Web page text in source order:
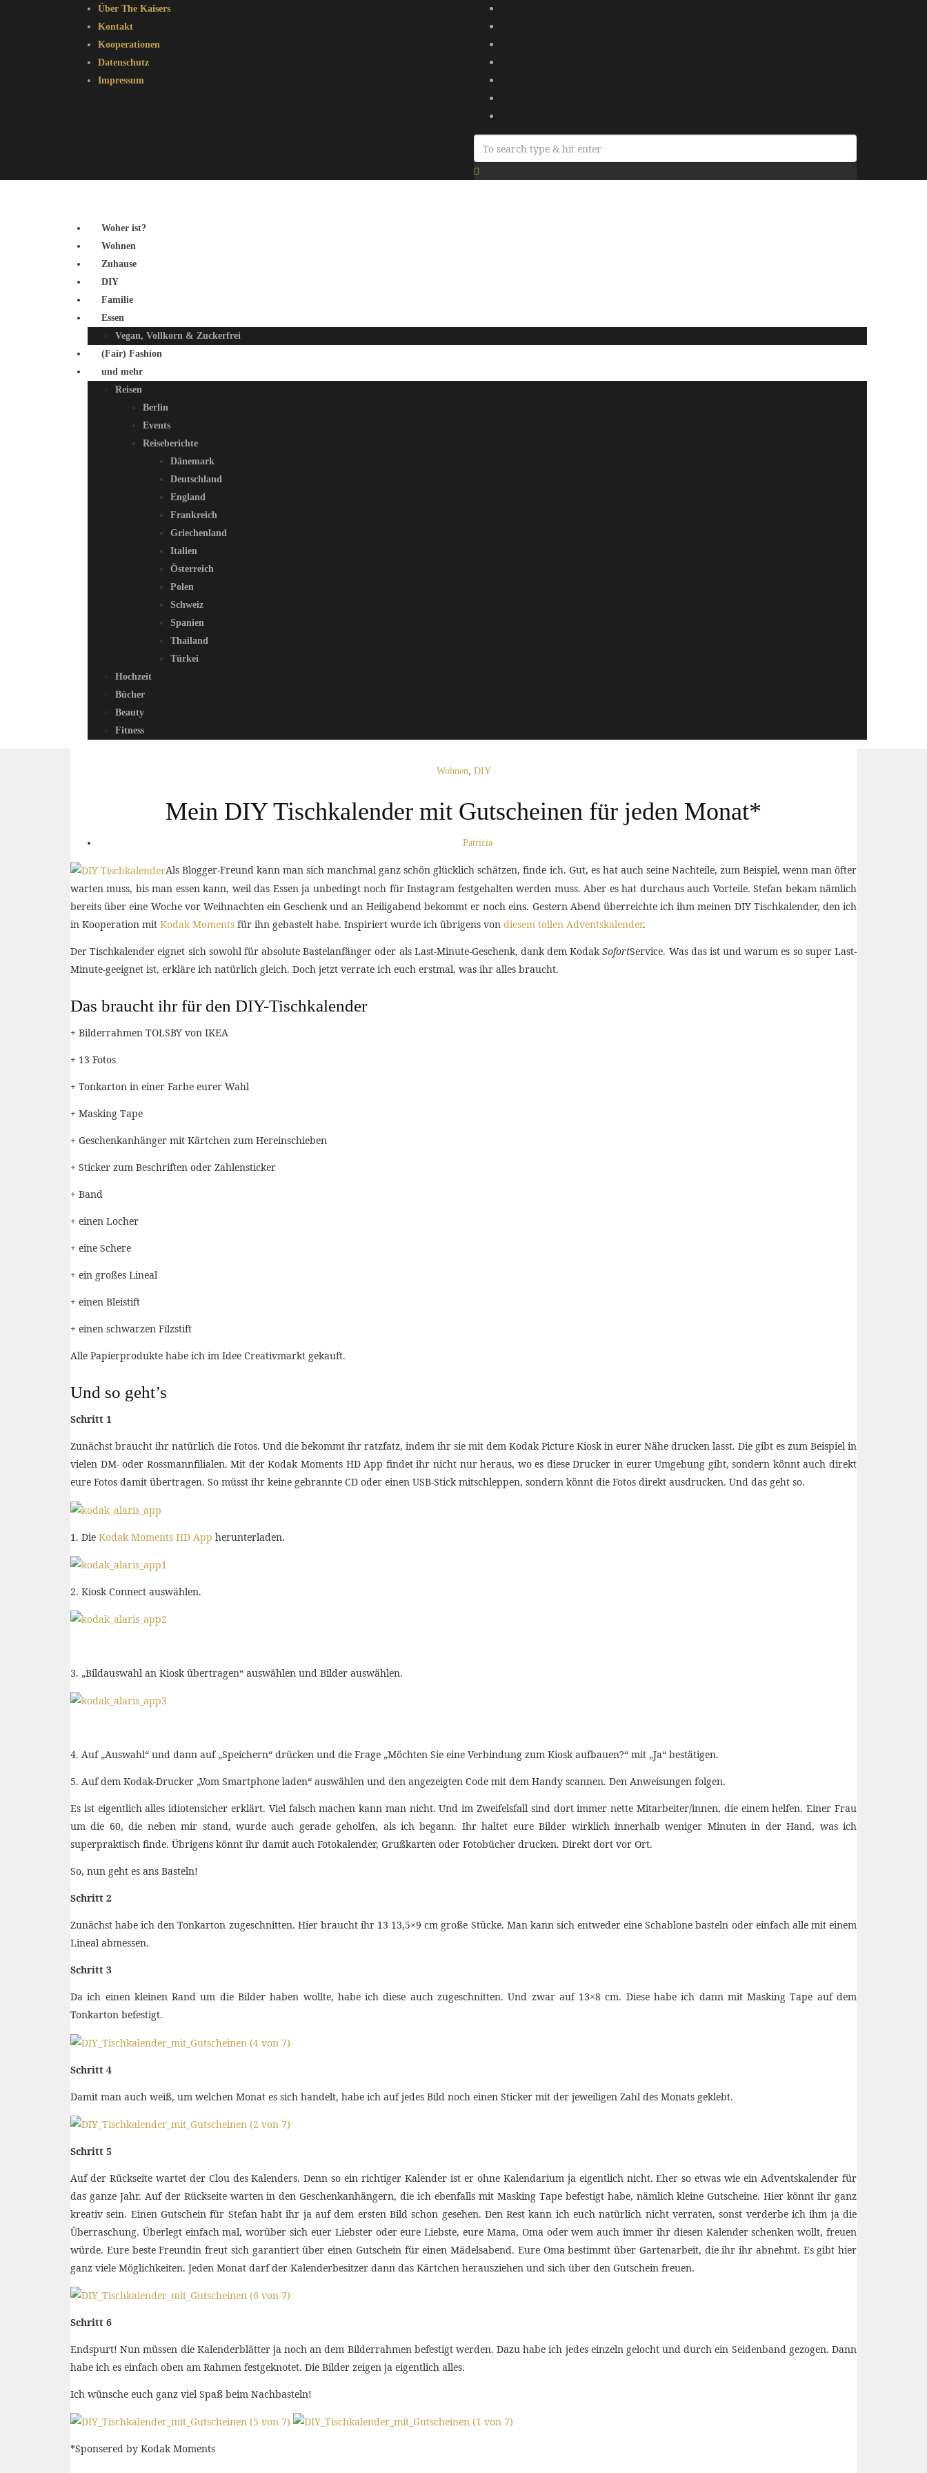
Über The Kaisers
Kontakt
Kooperationen
Datenschutz
Impressum
Woher ist?
Wohnen
Zuhause
DIY
Familie
Essen
Vegan, Vollkorn & Zuckerfrei
(Fair) Fashion
und mehr
Reisen
Berlin
Events
Reiseberichte
Dänemark
Deutschland
England
Frankreich
Griechenland
Italien
Österreich
Polen
Schweiz
Spanien
Thailand
Türkei
Hochzeit
Bücher
Beauty
Fitness
Wohnen, DIY
Mein DIY Tischkalender mit Gutscheinen für jeden Monat*
Patricia
Als Blogger-Freund kann man sich manchmal ganz schön glücklich schätzen, finde ich. Gut, es hat auch seine Nachteile, zum Beispiel, wenn man öfter
warten muss, bis man essen kann, weil das Essen ja unbedingt noch für Instagram festgehalten werden muss. Aber es hat durchaus auch Vorteile. Stefan bekam nämlich
bereits über eine Woche vor Weihnachten ein Geschenk und an Heiligabend bekommt er noch eins. Gestern Abend überreichte ich ihm meinen DIY Tischkalender, den ich
in Kooperation mit Kodak Moments für ihn gebastelt habe. Inspiriert wurde ich übrigens von diesem tollen Adventskalender.
Der Tischkalender eignet sich sowohl für absolute Bastelanfänger oder als Last-Minute-Geschenk, dank dem KodakSofortService. Was das ist und warum es so super Last-
Minute-geeignet ist, erkläre ich natürlich gleich. Doch jetzt verrate ich euch erstmal, was ihr alles braucht.
Das braucht ihr für den DIY-Tischkalender
+ Bilderrahmen TOLSBY von IKEA
+ 13 Fotos
+ Tonkarton in einer Farbe eurer Wahl
+ Masking Tape
+ Geschenkanhänger mit Kärtchen zum Hereinschieben
+ Sticker zum Beschriften oder Zahlensticker
+ Band
+ einen Locher
+ eine Schere
+ ein großes Lineal
+ einen Bleistift
+ einen schwarzen Filzstift
Alle Papierprodukte habe ich im Idee Creativmarkt gekauft.
Und so geht’s
Schritt 1
Zunächst braucht ihr natürlich die Fotos. Und die bekommt ihr ratzfatz, indem ihr sie mit dem Kodak Picture Kiosk in eurer Nähe drucken lasst. Die gibt es zum Beispiel in
vielen DM- oder Rossmannfilialen. Mit der Kodak Moments HD App findet ihr nicht nur heraus, wo es diese Drucker in eurer Umgebung gibt, sondern könnt auch direkt
eure Fotos damit übertragen. So müsst ihr keine gebrannte CD oder einen USB-Stick mitschleppen, sondern könnt die Fotos direkt ausdrucken. Und das geht so.
1. Die Kodak Moments HD App herunterladen.
2. Kiosk Connect auswählen.
3. „Bildauswahl an Kiosk übertragen“ auswählen und Bilder auswählen.
4. Auf „Auswahl“ und dann auf „Speichern“ drücken und die Frage „Möchten Sie eine Verbindung zum Kiosk aufbauen?“ mit „Ja“ bestätigen.
5. Auf dem Kodak-Drucker „Vom Smartphone laden“ auswählen und den angezeigten Code mit dem Handy scannen. Den Anweisungen folgen.
Es ist eigentlich alles idiotensicher erklärt. Viel falsch machen kann man nicht. Und im Zweifelsfall sind dort immer nette Mitarbeiter/innen, die einem helfen. Einer Frau
um die 60, die neben mir stand, wurde auch gerade geholfen, als ich begann. Ihr haltet eure Bilder wirklich innerhalb weniger Minuten in der Hand, was ich
superpraktisch finde. Übrigens könnt ihr damit auch Fotokalender, Grußkarten oder Fotobücher drucken. Direkt dort vor Ort.
So, nun geht es ans Basteln!
Schritt 2
Zunächst habe ich den Tonkarton zugeschnitten. Hier braucht ihr 13 13,5×9 cm große Stücke. Man kann sich entweder eine Schablone basteln oder einfach alle mit einem
Lineal abmessen.
Schritt 3
Da ich einen kleinen Rand um die Bilder haben wollte, habe ich diese auch zugeschnitten. Und zwar auf 13×8 cm. Diese habe ich dann mit Masking Tape auf dem
Tonkarton befestigt.
Schritt 4
Damit man auch weiß, um welchen Monat es sich handelt, habe ich auf jedes Bild noch einen Sticker mit der jeweiligen Zahl des Monats geklebt.
Schritt 5
Auf der Rückseite wartet der Clou des Kalenders. Denn so ein richtiger Kalender ist er ohne Kalendarium ja eigentlich nicht. Eher so etwas wie ein Adventskalender für
das ganze Jahr. Auf der Rückseite warten in den Geschenkanhängern, die ich ebenfalls mit Masking Tape befestigt habe, nämlich kleine Gutscheine. Hier könnt ihr ganz
kreativ sein. Einen Gutschein für Stefan habt ihr ja auf dem ersten Bild schon gesehen. Den Rest kann ich euch natürlich nicht verraten, sonst verderbe ich ihm ja die
Überraschung. Überlegt einfach mal, worüber sich euer Liebster oder eure Liebste, eure Mama, Oma oder wem auch immer ihr diesen Kalender schenken wollt, freuen
würde. Eure beste Freundin freut sich garantiert über einen Gutschein für einen Mädelsabend. Eure Oma bestimmt über Gartenarbeit, die ihr ihr abnehmt. Es gibt hier
ganz viele Möglichkeiten. Jeden Monat darf der Kalenderbesitzer dann das Kärtchen herausziehen und sich über den Gutschein freuen.
Schritt 6
Endspurt! Nun müssen die Kalenderblätter ja noch an dem Bilderrahmen befestigt werden. Dazu habe ich jedes einzeln gelocht und durch ein Seidenband gezogen. Dann
habe ich es einfach oben am Rahmen festgeknotet. Die Bilder zeigen ja eigentlich alles.
Ich wünsche euch ganz viel Spaß beim Nachbasteln!
*Sponsered by Kodak Moments